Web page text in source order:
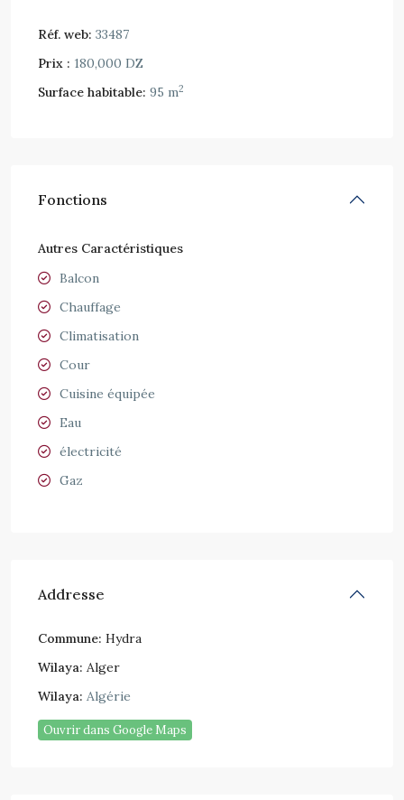
Réf. web: 33487
Prix : 180,000 DZ
Surface habitable: 95 m2
Fonctions
Autres Caractéristiques
Balcon
Chauffage
Climatisation
Cour
Cuisine équipée
Eau
électricité
Gaz
Addresse
Commune: Hydra
Wilaya: Alger
Wilaya: Algérie
Ouvrir dans Google Maps